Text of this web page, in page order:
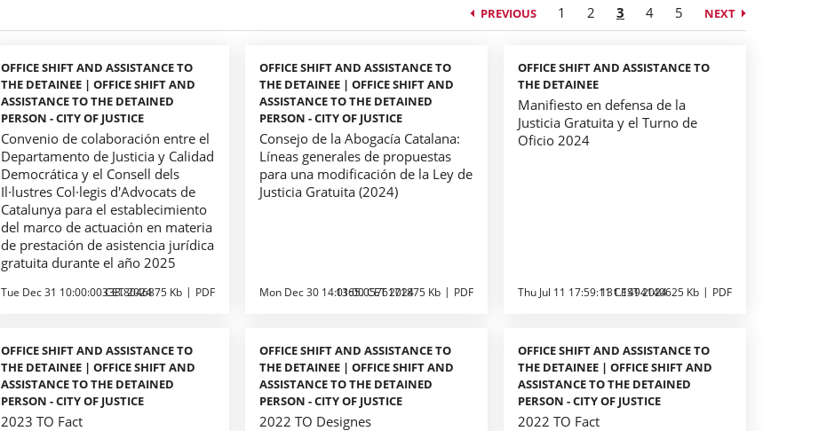
PREVIOUS 1 2 3 4 5 NEXT
OFFICE SHIFT AND ASSISTANCE TO
THE DETAINEE | OFFICE SHIFT AND
ASSISTANCE TO THE DETAINED
PERSON - CITY OF JUSTICE
Convenio de colaboración entre el
Departamento de Justicia y Calidad
Democrática y el Consell dels
Il·lustres Col·legis d'Advocats de
Catalunya para el establecimiento
del marco de actuación en materia
de prestación de asistencia jurídica
gratuita durante el año 2025
Tue Dec 31 10:00:00 CET 2024
338.8046875 Kb PDF
OFFICE SHIFT AND ASSISTANCE TO
THE DETAINEE | OFFICE SHIFT AND
ASSISTANCE TO THE DETAINED
PERSON - CITY OF JUSTICE
Consejo de la Abogacía Catalana:
Líneas generales de propuestas
para una modificación de la Ley de
Justicia Gratuita (2024)
Mon Dec 30 14:01:00 CET 2024
1365.0576171875 Kb PDF
OFFICE SHIFT AND ASSISTANCE TO
THE DETAINEE
Manifiesto en defensa de la
Justicia Gratuita y el Turno de
Oficio 2024
Thu Jul 11 17:59:11 CEST 2024
131.1494140625 Kb PDF
OFFICE SHIFT AND ASSISTANCE TO
THE DETAINEE | OFFICE SHIFT AND
ASSISTANCE TO THE DETAINED
PERSON - CITY OF JUSTICE
2023 TO Fact
OFFICE SHIFT AND ASSISTANCE TO
THE DETAINEE | OFFICE SHIFT AND
ASSISTANCE TO THE DETAINED
PERSON - CITY OF JUSTICE
2022 TO Designes
OFFICE SHIFT AND ASSISTANCE TO
THE DETAINEE | OFFICE SHIFT AND
ASSISTANCE TO THE DETAINED
PERSON - CITY OF JUSTICE
2022 TO Fact